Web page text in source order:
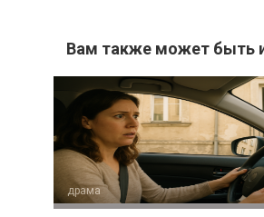
Вам также может быть
драма